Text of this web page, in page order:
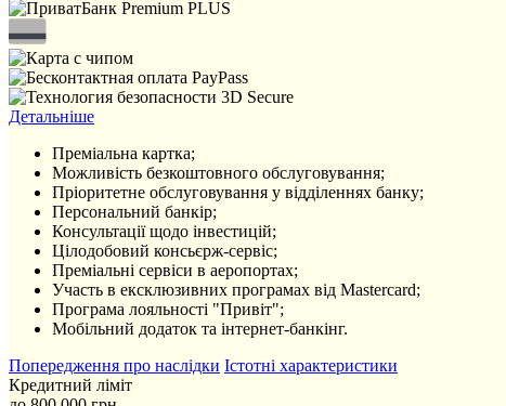
Детальніше
Преміальна картка;
Можливість безкоштовного обслуговування;
Пріоритетне обслуговування у відділеннях банку;
Персональний банкір;
Консультації щодо інвестицій;
Цілодобовий консьєрж-сервіс;
Преміальні сервіси в аеропортах;
Участь в ексклюзивних програмах від Mastercard;
Програма лояльності "Привіт";
Мобільний додаток та інтернет-банкінг.
Попередження про наслідки Істотні характеристики
Кредитний ліміт